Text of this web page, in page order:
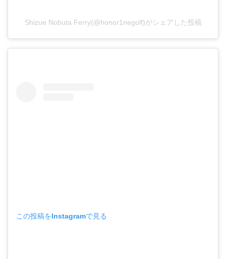
Shizue Nobuta Ferry(@honor1negolf)がシェアした投稿
この投稿をInstagramで見る